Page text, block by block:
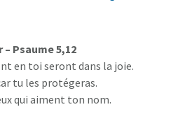
Psaume 5,12
en toi seront dans la joie.
tu les protégeras.
qui aiment ton nom.